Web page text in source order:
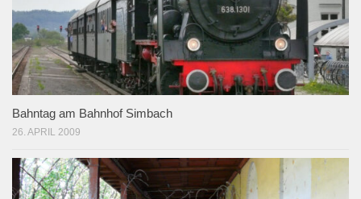
Bahntag am Bahnhof Simbach
26. APRIL 2009